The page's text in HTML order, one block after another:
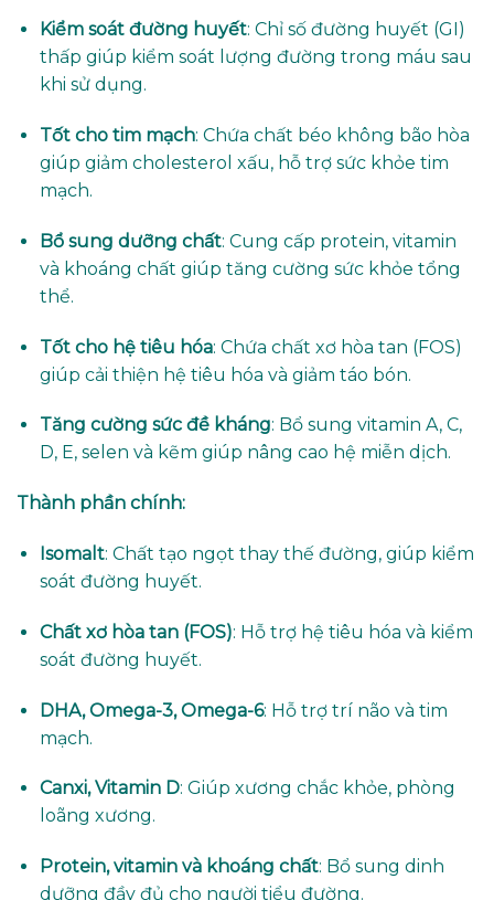
Kiểm soát đường huyết: Chỉ số đường huyết (GI)
thấp giúp kiểm soát lượng đường trong máu sau
khi sử dụng.
Tốt cho tim mạch: Chứa chất béo không bão hòa
giúp giảm cholesterol xấu, hỗ trợ sức khỏe tim
mạch.
Bổ sung dưỡng chất: Cung cấp protein, vitamin
và khoáng chất giúp tăng cường sức khỏe tổng
thể.
Tốt cho hệ tiêu hóa: Chứa chất xơ hòa tan (FOS)
giúp cải thiện hệ tiêu hóa và giảm táo bón.
Tăng cường sức đề kháng: Bổ sung vitamin A, C,
D, E, selen và kẽm giúp nâng cao hệ miễn dịch.
Thành phần chính:
Isomalt: Chất tạo ngọt thay thế đường, giúp kiểm
soát đường huyết.
Chất xơ hòa tan (FOS): Hỗ trợ hệ tiêu hóa và kiểm
soát đường huyết.
DHA, Omega-3, Omega-6: Hỗ trợ trí não và tim
mạch.
Canxi, Vitamin D: Giúp xương chắc khỏe, phòng
loãng xương.
Protein, vitamin và khoáng chất: Bổ sung dinh
dưỡng đầy đủ cho người tiểu đường.